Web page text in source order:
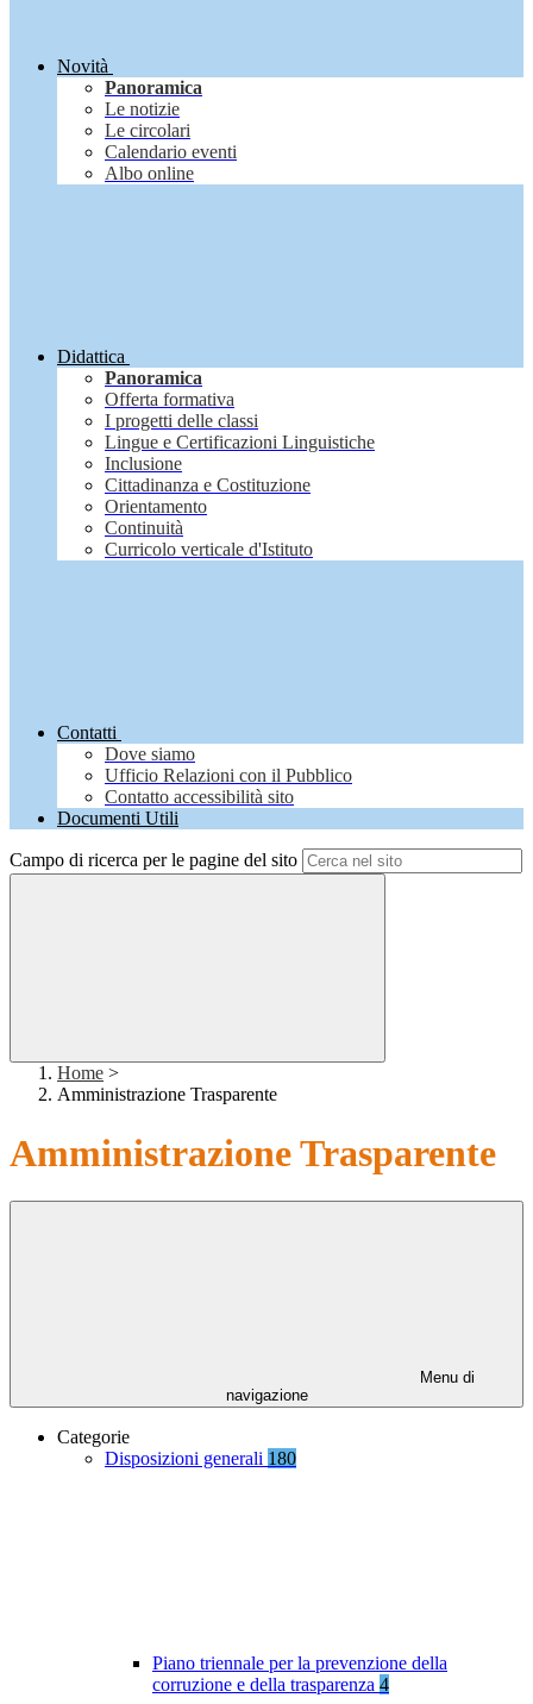
Novità
Panoramica
Le notizie
Le circolari
Calendario eventi
Albo online
Didattica
Panoramica
Offerta formativa
I progetti delle classi
Lingue e Certificazioni Linguistiche
Inclusione
Cittadinanza e Costituzione
Orientamento
Continuità
Curricolo verticale d'Istituto
Contatti
Dove siamo
Ufficio Relazioni con il Pubblico
Contatto accessibilità sito
Documenti Utili
Campo di ricerca per le pagine del sito
Home >
Amministrazione Trasparente
Amministrazione Trasparente
Menu di
navigazione
Categorie
Disposizioni generali 180
Piano triennale per la prevenzione della
corruzione e della trasparenza 4